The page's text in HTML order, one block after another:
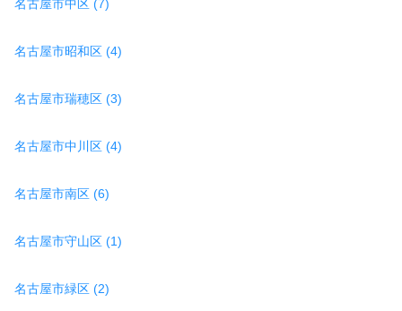
名古屋市中区 (7)
名古屋市昭和区 (4)
名古屋市瑞穂区 (3)
名古屋市中川区 (4)
名古屋市南区 (6)
名古屋市守山区 (1)
名古屋市緑区 (2)